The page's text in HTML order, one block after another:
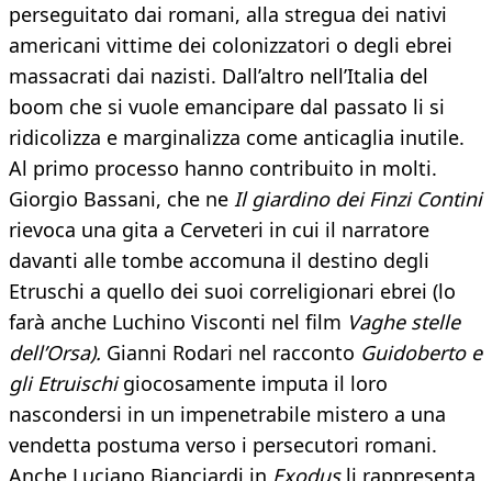
perseguitato dai romani, alla stregua dei nativi
americani vittime dei colonizzatori o degli ebrei
massacrati dai nazisti. Dall’altro nell’Italia del
boom che si vuole emancipare dal passato li si
ridicolizza e marginalizza come anticaglia inutile.
Al primo processo hanno contribuito in molti.
Giorgio Bassani, che ne Il giardino dei Finzi Contini
rievoca una gita a Cerveteri in cui il narratore
davanti alle tombe accomuna il destino degli
Etruschi a quello dei suoi correligionari ebrei (lo
farà anche Luchino Visconti nel film Vaghe stelle
dell’Orsa). Gianni Rodari nel racconto Guidoberto e
gli Etruischigiocosamente imputa il loro
nascondersi in un impenetrabile mistero a una
vendetta postuma verso i persecutori romani.
Anche Luciano Bianciardi in Exodusli rappresenta